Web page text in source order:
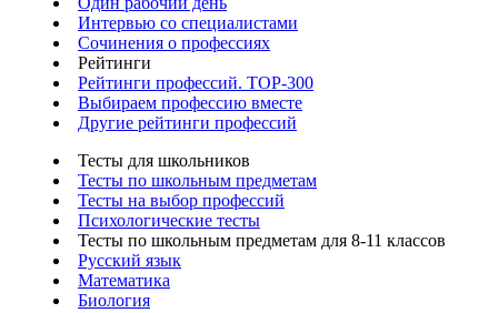
Интервью со специалистами
Сочинения о профессиях
Рейтинги
Рейтинги профессий. TOP-300
Выбираем профессию вместе
Другие рейтинги профессий
Тесты для школьников
Тесты по школьным предметам
Тесты на выбор профессий
Психологические тесты
Тесты по школьным предметам для 8-11 классов
Русский язык
Математика
Биология